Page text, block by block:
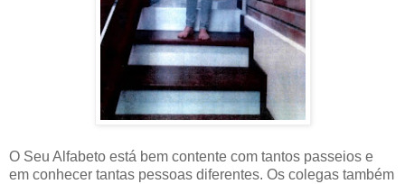
O Seu Alfabeto está bem contente com tantos passeios e
em conhecer tantas pessoas diferentes. Os colegas também